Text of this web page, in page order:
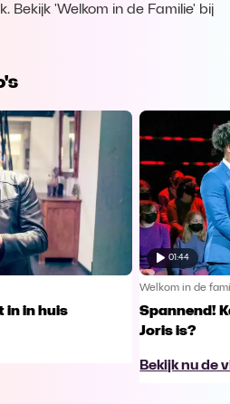
Bekijk 'Welkom in de Familie' bij
in in huis
01:44
Welkom in de
Spannend!
Joris is?
Bekijk nu de